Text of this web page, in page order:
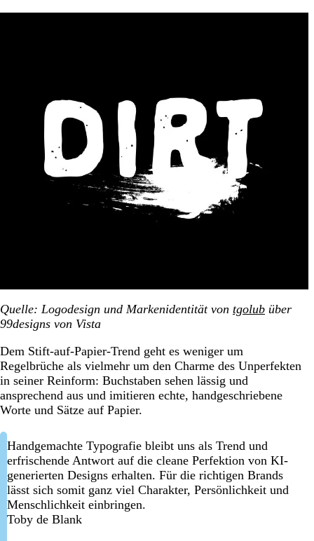
Quelle: Logodesign und Markenidentität von tgolub über
99designs von Vista
Dem Stift-auf-Papier-Trend geht es weniger um
Regelbrüche als vielmehr um den Charme des Unperfekten
in seiner Reinform: Buchstaben sehen lässig und
ansprechend aus und imitieren echte, handgeschriebene
Worte und Sätze auf Papier.
Handgemachte Typografie bleibt uns als Trend und
erfrischende Antwort auf die cleane Perfektion von KI-
generierten Designs erhalten. Für die richtigen Brands
lässt sich somit ganz viel Charakter, Persönlichkeit und
Menschlichkeit einbringen.
Toby de Blank